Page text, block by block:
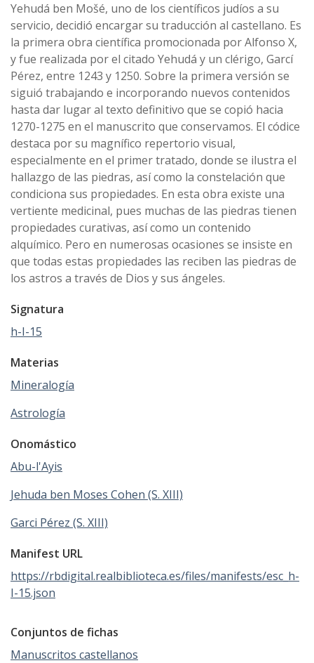
Yehudá ben Mošé, uno de los científicos judíos a su
servicio, decidió encargar su traducción al castellano. Es
la primera obra científica promocionada por Alfonso X,
y fue realizada por el citado Yehudá y un clérigo, Garcí
Pérez, entre 1243 y 1250. Sobre la primera versión se
siguió trabajando e incorporando nuevos contenidos
hasta dar lugar al texto definitivo que se copió hacia
1270-1275 en el manuscrito que conservamos. El códice
destaca por su magnífico repertorio visual,
especialmente en el primer tratado, donde se ilustra el
hallazgo de las piedras, así como la constelación que
condiciona sus propiedades. En esta obra existe una
vertiente medicinal, pues muchas de las piedras tienen
propiedades curativas, así como un contenido
alquímico. Pero en numerosas ocasiones se insiste en
que todas estas propiedades las reciben las piedras de
los astros a través de Dios y sus ángeles.
Signatura
h-I-15
Materias
Mineralogía
Astrología
Onomástico
Abu-l'Ayis
Jehuda ben Moses Cohen (S. XIII)
Garci Pérez (S. XIII)
Manifest URL
https://rbdigital.realbiblioteca.es/files/manifests/esc_h-
I-15.json
Conjuntos de fichas
Manuscritos castellanos